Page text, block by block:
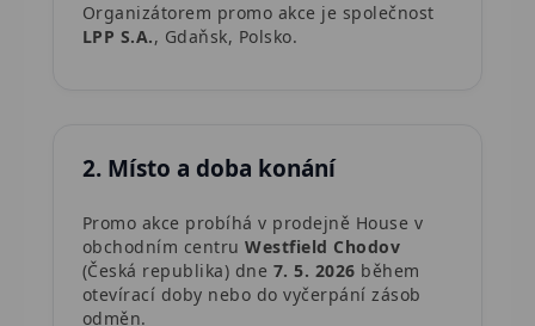
Organizátorem promo akce je společnost
LPP S.A., Gdaňsk, Polsko.
2. Místo a doba konání
Promo akce probíhá v prodejně House v
obchodním centruWestfield Chodov
(Česká republika) dne 7. 5. 2026 během
otevírací doby nebo do vyčerpání zásob
odměn.